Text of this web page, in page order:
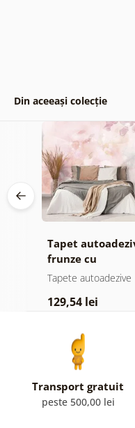
Din aceeași colecție
Tapet
frunze cu
atingere
Tapete autoadezive
129,54 lei
Transport gratuit
peste 500,00 lei